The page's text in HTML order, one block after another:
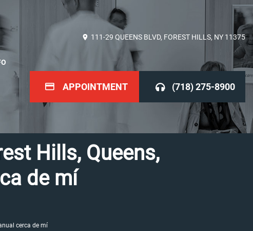
111-29 QUEENS BLVD, FOREST HILLS, NY 11375
APPOINTMENT (718) 275-8900
Hills, Queens,
de mí
cerca de mí